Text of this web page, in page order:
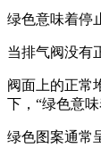
绿色意味着停
当排气阀没有
阀面上的正常
下，“绿色意味
绿色图案通常